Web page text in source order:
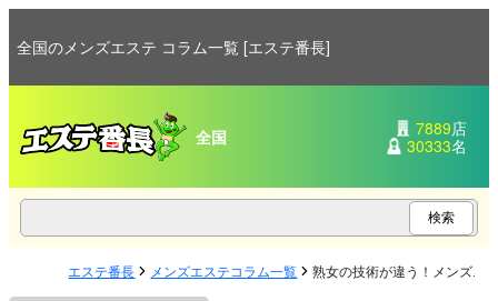
全国のメンズエステ コラム一覧 [エステ番長]
全国 7889店
30333名
エステ番長 メンズエステコラム一覧 熟女の技術が違う！メンズエ